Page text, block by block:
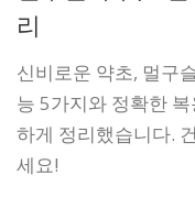
리
신비로운 약초, 멀구
능 5가지와 정확한
하게 정리했습니다.
세요!